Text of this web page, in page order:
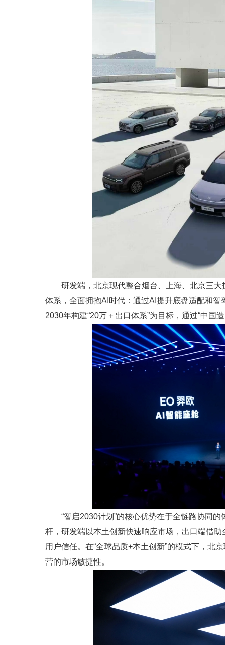
研发端，北京现代整合烟台、上海、北京三
体系，全面拥抱AI时代：通过AI提升底盘适配和
2030年构建“20万＋出口体系”为目标，通过“中国
“智启2030计划”的核心优势在于全链路协同
杆，研发端以本土创新快速响应市场，出口端借
用户信任。在“全球品质+本土创新”的模式下，北
营的市场敏捷性。